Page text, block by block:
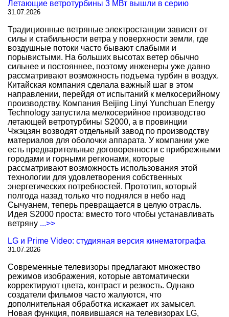
Летающие ветротурбины 3 МВт вышли в серию
31.07.2026
Традиционные ветряные электростанции зависят от
силы и стабильности ветра у поверхности земли, где
воздушные потоки часто бывают слабыми и
порывистыми. На больших высотах ветер обычно
сильнее и постояннее, поэтому инженеры уже давно
рассматривают возможность подъема турбин в воздух.
Китайская компания сделала важный шаг в этом
направлении, перейдя от испытаний к мелкосерийному
производству. Компания Beijing Linyi Yunchuan Energy
Technology запустила мелкосерийное производство
летающей ветротурбины S2000, а в провинции
Чжэцзян возводят отдельный завод по производству
материалов для оболочки аппарата. У компании уже
есть предварительные договоренности с прибрежными
городами и горными регионами, которые
рассматривают возможность использования этой
технологии для удовлетворения собственных
энергетических потребностей. Прототип, который
полгода назад только что поднялся в небо над
Сычуанем, теперь превращается в целую отрасль.
Идея S2000 проста: вместо того чтобы устанавливать
ветряну ...>>
LG и Prime Video: студияная версия кинематографа
31.07.2026
Современные телевизоры предлагают множество
режимов изображения, которые автоматически
корректируют цвета, контраст и резкость. Однако
создатели фильмов часто жалуются, что
дополнительная обработка искажает их замысел.
Новая функция, появившаяся на телевизорах LG,